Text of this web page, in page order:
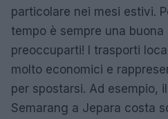
particolare nei mesi estivi.
tempo è sempre una
preoccuparti! I trasporti
molto economici e
per spostarsi. Ad esempio,
Semarang a Jepara costa